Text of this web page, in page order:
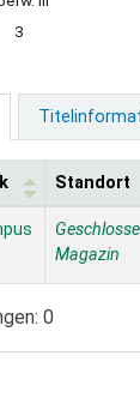
3
Standort
Magazin
0